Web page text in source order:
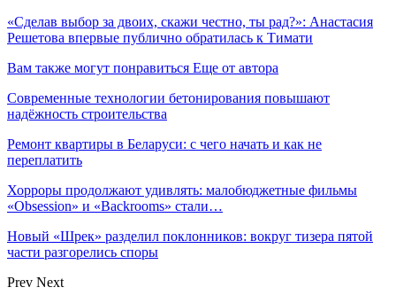
«Сделав выбор за двоих, скажи честно, ты рад?»: Анастасия
Решетова впервые публично обратилась к Тимати
Вам также могут понравиться Еще от автора
Современные технологии бетонирования повышают
надёжность строительства
Ремонт квартиры в Беларуси: с чего начать и как не
переплатить
Хорроры продолжают удивлять: малобюджетные фильмы
«Obsession» и «Backrooms» стали…
Новый «Шрек» разделил поклонников: вокруг тизера пятой
части разгорелись споры
Prev Next